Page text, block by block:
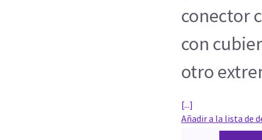
conector
con
otro
[...]
Añadir a la lista de